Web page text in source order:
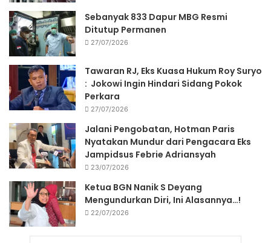
Sebanyak 833 Dapur MBG Resmi
Ditutup Permanen
27/07/2026
Tawaran RJ, Eks Kuasa Hukum Roy Suryo
: Jokowi Ingin Hindari Sidang Pokok
Perkara
27/07/2026
Jalani Pengobatan, Hotman Paris
Nyatakan Mundur dari Pengacara Eks
Jampidsus Febrie Adriansyah
23/07/2026
Ketua BGN Nanik S Deyang
Mengundurkan Diri, Ini Alasannya…!
22/07/2026